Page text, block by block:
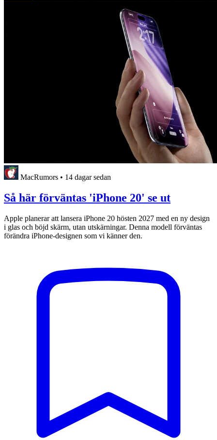
MacRumors • 14 dagar sedan
Så här förväntas 'iPhone 20' se ut
Apple planerar att lansera iPhone 20 hösten 2027 med en ny design
i glas och böjd skärm, utan utskärningar. Denna modell förväntas
förändra iPhone-designen som vi känner den.